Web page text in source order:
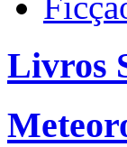
Livros